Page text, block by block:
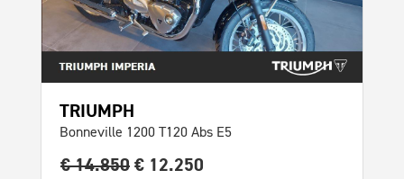
TRIUMPH
Bonneville 1200 T120 Abs E5
€ 14.850 € 12.250